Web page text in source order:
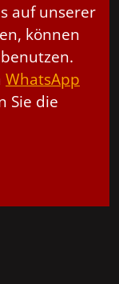
auf unserer
können
WhatsApp
Sie die